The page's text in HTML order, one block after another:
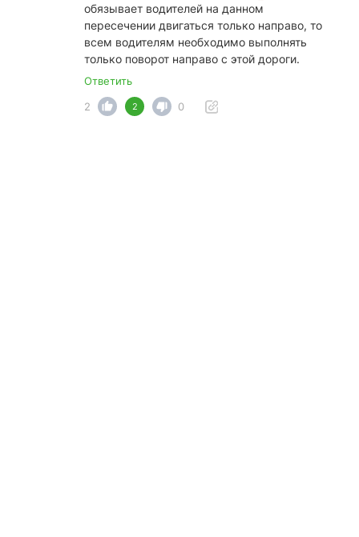
обязывает водителей на данном
пересечении двигаться только направо, то
всем водителям необходимо выполнять
только поворот направо с этой дороги.
Ответить
2
2 0